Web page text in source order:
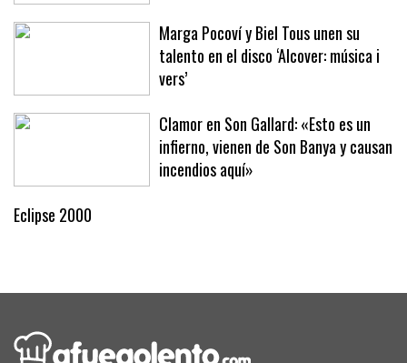
Marga Pocoví y Biel Tous unen su
talento en el disco ‘Alcover: música i
vers’
Clamor en Son Gallard: «Esto es un
infierno, vienen de Son Banya y causan
incendios aquí»
Eclipse 2000